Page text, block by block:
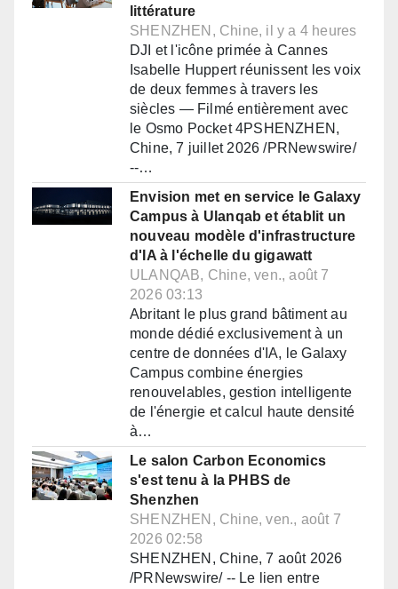
littérature
SHENZHEN, Chine, il y a 4 heures
DJI et l'icône primée à Cannes
Isabelle Huppert réunissent les voix
de deux femmes à travers les
siècles — Filmé entièrement avec
le Osmo Pocket 4PSHENZHEN,
Chine, 7 juillet 2026 /PRNewswire/
--…
Envision met en service le Galaxy
Campus à Ulanqab et établit un
nouveau modèle d'infrastructure
d'IA à l'échelle du gigawatt
ULANQAB, Chine, ven., août 7
2026 03:13
Abritant le plus grand bâtiment au
monde dédié exclusivement à un
centre de données d'IA, le Galaxy
Campus combine énergies
renouvelables, gestion intelligente
de l'énergie et calcul haute densité
à…
Le salon Carbon Economics
s'est tenu à la PHBS de
Shenzhen
SHENZHEN, Chine, ven., août 7
2026 02:58
SHENZHEN, Chine, 7 août 2026
/PRNewswire/ -- Le lien entre